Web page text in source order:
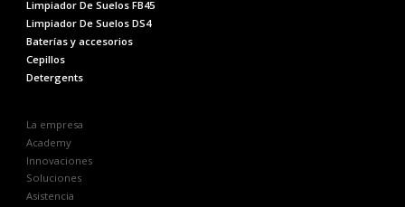
Limpiador De Suelos FB45
Limpiador De Suelos DS4
Baterías y accesorios
Cepillos
Detergents
La empresa
Academy
Innovaciones
Soluciones
Asistencia